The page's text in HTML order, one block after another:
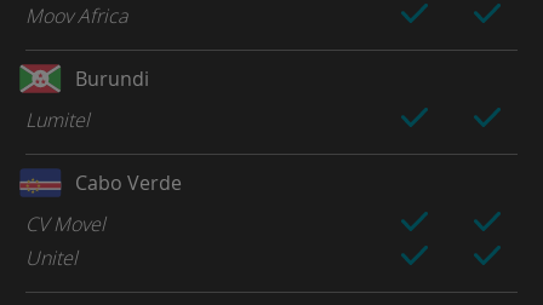
Moov Africa
Burundi
Lumitel
Cabo Verde
CV Movel
Unitel